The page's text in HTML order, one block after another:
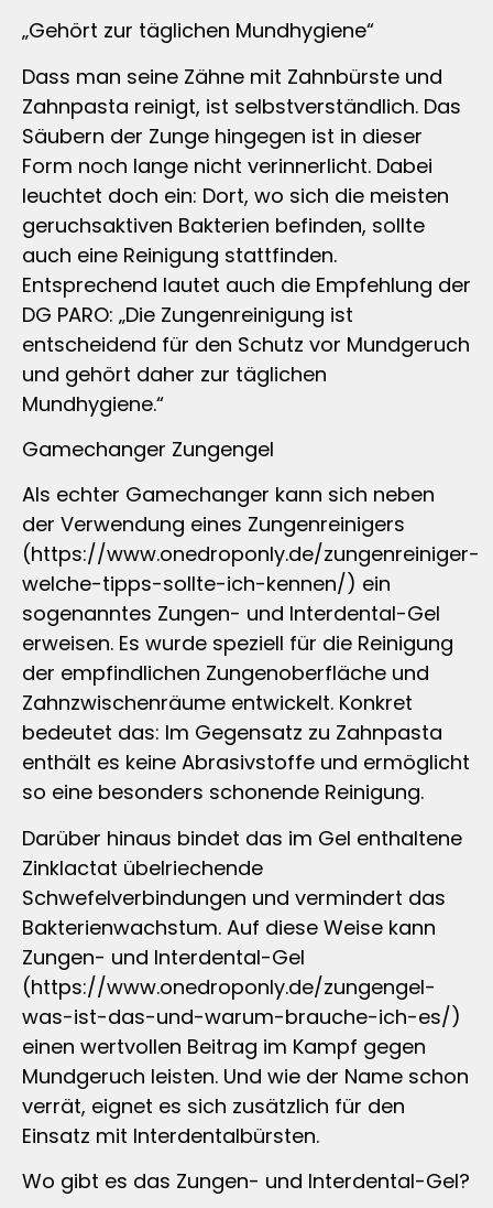
„Gehört zur täglichen Mundhygiene“
Dass man seine Zähne mit Zahnbürste und
Zahnpasta reinigt, ist selbstverständlich. Das
Säubern der Zunge hingegen ist in dieser
Form noch lange nicht verinnerlicht. Dabei
leuchtet doch ein: Dort, wo sich die meisten
geruchsaktiven Bakterien befinden, sollte
auch eine Reinigung stattfinden.
Entsprechend lautet auch die Empfehlung der
DG PARO: „Die Zungenreinigung ist
entscheidend für den Schutz vor Mundgeruch
und gehört daher zur täglichen
Mundhygiene.“
Gamechanger Zungengel
Als echter Gamechanger kann sich neben
der Verwendung eines Zungenreinigers
(https://www.onedroponly.de/zungenreiniger-
welche-tipps-sollte-ich-kennen/) ein
sogenanntes Zungen- und Interdental-Gel
erweisen. Es wurde speziell für die Reinigung
der empfindlichen Zungenoberfläche und
Zahnzwischenräume entwickelt. Konkret
bedeutet das: Im Gegensatz zu Zahnpasta
enthält es keine Abrasivstoffe und ermöglicht
so eine besonders schonende Reinigung.
Darüber hinaus bindet das im Gel enthaltene
Zinklactat übelriechende
Schwefelverbindungen und vermindert das
Bakterienwachstum. Auf diese Weise kann
Zungen- und Interdental-Gel
(https://www.onedroponly.de/zungengel-
was-ist-das-und-warum-brauche-ich-es/)
einen wertvollen Beitrag im Kampf gegen
Mundgeruch leisten. Und wie der Name schon
verrät, eignet es sich zusätzlich für den
Einsatz mit Interdentalbürsten.
Wo gibt es das Zungen- und Interdental-Gel?